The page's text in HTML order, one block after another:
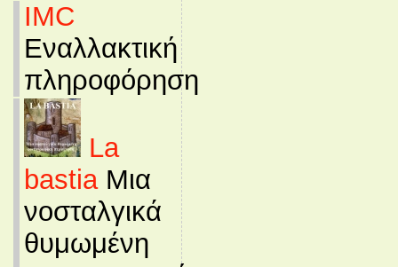
IMC
Εναλλακτική
πληροφόρηση
La
bastiaΜια
νοσταλγικά
θυμωμένη